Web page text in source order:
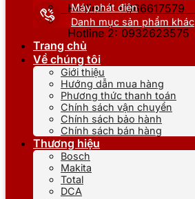
Hotline 1: 0866617579
Hotline 2: 0932623575
Máy phát điện
Danh mục sản phẩm khác
Trang chủ
Về chúng tôi
Giới thiệu
Hướng dẫn mua hàng
Phương thức thanh toán
Chính sách vận chuyển
Chính sách bảo hành
Chính sách bán hàng
Thương hiệu
Bosch
Makita
Total
DCA